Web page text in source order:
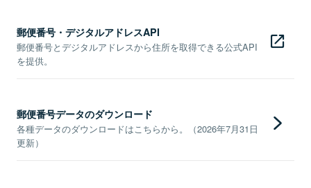
郵便番号・デジタルアドレスAPI
郵便番号とデジタルアドレスから住所を取得できる公式API
を提供。
郵便番号データのダウンロード
各種データのダウンロードはこちらから。（2026年7月31日
更新）